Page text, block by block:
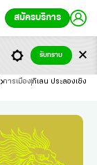
สมัครบริการ
การเมืองกิเลน ประลองเชิง
รับทราบ